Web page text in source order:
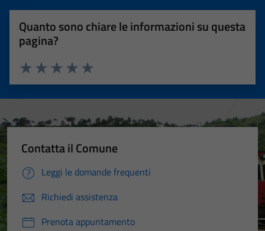
Quanto sono chiare le informazioni su questa
pagina?
Valuta 5 stelle su 5
Valuta 4 stelle su 5
Valuta 3 stelle su 5
Valuta 2 stelle su 5
Valuta 1 stelle su 5
Contatta il Comune
Leggi le domande frequenti
Richiedi assistenza
Prenota appuntamento